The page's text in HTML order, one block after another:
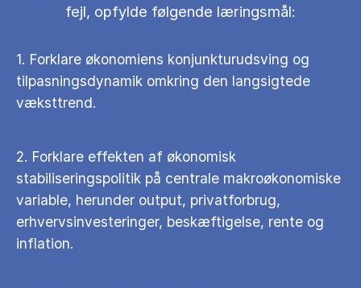
fejl, opfylde følgende læringsmål:
1. Forklare økonomiens konjunkturudsving og
tilpasningsdynamik omkring den langsigtede
væksttrend.
2. Forklare effekten af økonomisk
stabiliseringspolitik på centrale makroøkonomiske
variable, herunder output, privatforbrug,
erhvervsinvesteringer, beskæftigelse, rente og
inflation.